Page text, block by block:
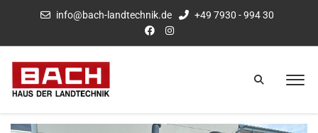
info@bach-landtechnik.de +49 7930 - 994 30